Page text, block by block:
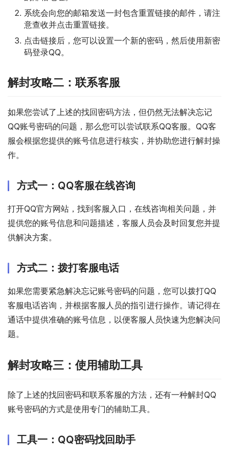
系统会向您的邮箱发送一封包含重置链接的邮件，请注
意查收并点击重置链接。
点击链接后，您可以设置一个新的密码，然后使用新密
码登录QQ。
解封攻略二：联系客服
如果您尝试了上述的找回密码方法，但仍然无法解决忘记
QQ账号密码的问题，那么您可以尝试联系QQ客服。QQ客
服会根据您提供的账号信息进行核实，并协助您进行解封操
作。
方式一：QQ客服在线咨询
打开QQ官方网站，找到客服入口，在线咨询相关问题，并
提供您的账号信息和问题描述，客服人员会及时回复您并提
供解决方案。
方式二：拨打客服电话
如果您需要紧急解决忘记账号密码的问题，您可以拨打QQ
客服电话咨询，并根据客服人员的指引进行操作。请记得在
通话中提供准确的账号信息，以便客服人员快速为您解决问
题。
解封攻略三：使用辅助工具
除了上述的找回密码和联系客服的方法，还有一种解封QQ
账号密码的方式是使用专门的辅助工具。
工具一：QQ密码找回助手